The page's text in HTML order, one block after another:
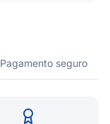
Pagamento seguro